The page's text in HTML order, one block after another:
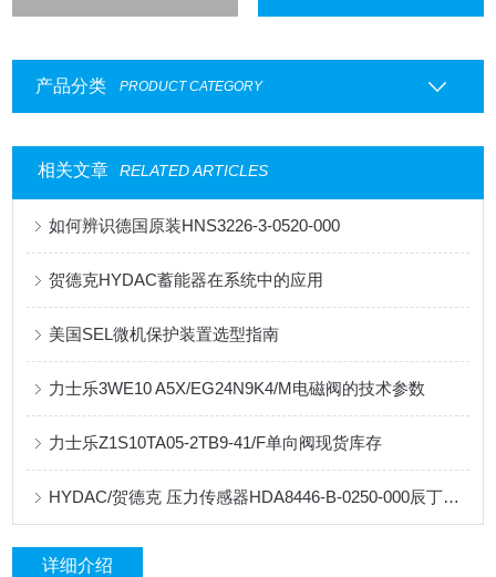
产品分类 PRODUCT CATEGORY
相关文章 RELATED ARTICLES
如何辨识德国原装HNS3226-3-0520-000
贺德克HYDAC蓄能器在系统中的应用
美国SEL微机保护装置选型指南
力士乐3WE10 A5X/EG24N9K4/M电磁阀的技术参数
力士乐Z1S10TA05-2TB9-41/F单向阀现货库存
HYDAC/贺德克 压力传感器HDA8446-B-0250-000辰丁销售
详细介绍